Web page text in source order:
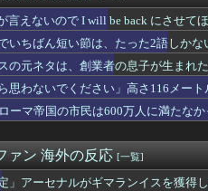
ックス、6月25日以降の成績【MLB
と蒸気で鏡のようにピカピカに「味
争』が映ってる！？【海外の反応】
ウルで夜中一人ゴルフクラブ振り回
を応援する中国人に一言いいたい」
、みんなの歴代アニメTOP3を教えて
イ隊員、人間やめてる」
試合連続のポール直撃第26号に海外
7連敗はしんどいわ……」 ...
さがやっぱりおかしいとMLBファン
ド、歌詞に全部字幕つけてきた」
が言えないので I will be back にさせ
いちばん短い節は、たった2語しか
の元ネタは、創業者の息子が生まれ
思わないでください」高さ116メー
ローマ帝国の市民は600万人に満た
ァン 海外の反応 [一覧]
」アーセナルがギマランイスを獲得